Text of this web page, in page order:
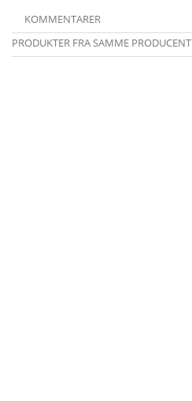
KOMMENTARER
PRODUKTER FRA SAMME PRODUCENT